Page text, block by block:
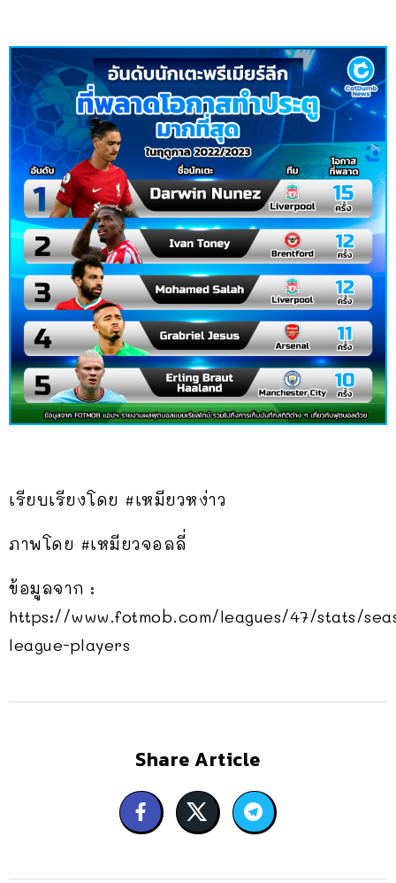
เรียบเรียงโดย #เหมียวหง่าว
ภาพโดย #เหมียวจอลลี่
ข้อมูลจาก :
https://www.fotmob.com/leagues/47/stats/
league-players
Share Article